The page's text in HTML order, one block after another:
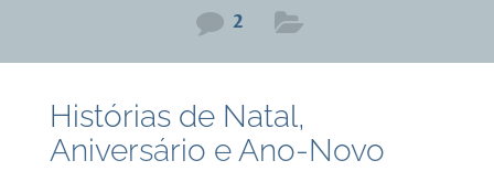
2
Histórias de Natal,
Aniversário e Ano-Novo